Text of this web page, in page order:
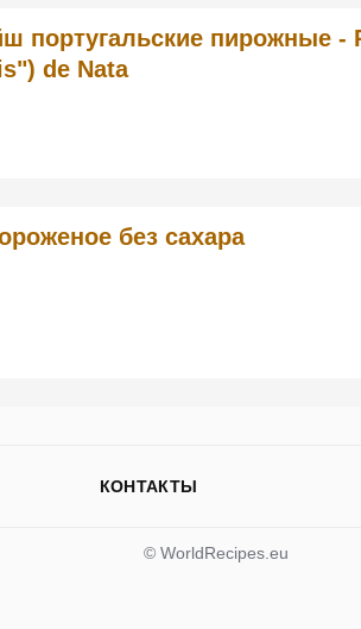
португальские пирожные -
de Nata
без сахара
КОНТАКТЫ
© WorldRecipes.eu